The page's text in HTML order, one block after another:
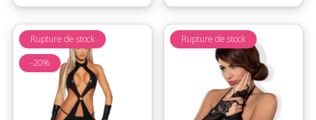
Rupture de stock
-20%
Rupture de stock